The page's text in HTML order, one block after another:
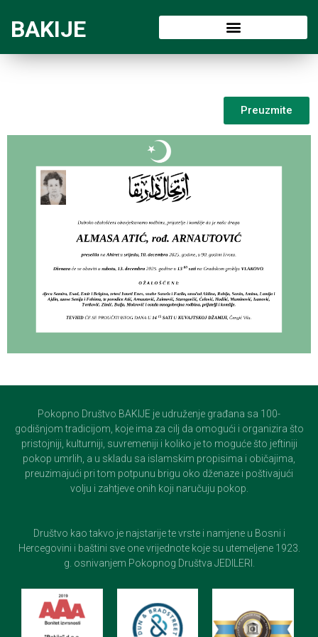
BAKIJE
Preuzmite
Pokopno Društvo BAKIJE je udruženje građana sa 100-
godišnjom tradicijom, koje ima za cilj da omogući i organizira što
pristojniji, kulturniji, suvremeniji i koliko je to moguće što jeftiniji
pokop umrlih, a u skladu sa islamskim propisima i običajima,
preuzimajući pri tom potpunu brigu oko dženaze i poštivajući
volju i zahtjeve onih koji naručuju pokop.
Društvo kao takvo je najstarije te vrste i namjene u Bosni i
Hercegovini i baštini sve one vrijednote koje su utemeljene 1923.
g. osnivanjem Pokopnog Društva JEDILERI.